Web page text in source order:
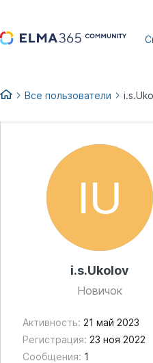
Все пользователи
i.s.Ukolov
Новичок
Активность: 21 май 2023
Регистрация: 23 ноя 2022
Сообщения: 1